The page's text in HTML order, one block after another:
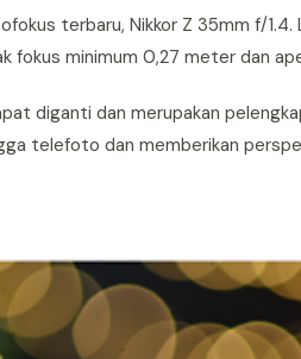
terbaru, Nikkor Z 35mm f/1.4.
fokus minimum 0,27 meter dan
diganti dan merupakan
telefoto dan memberikan